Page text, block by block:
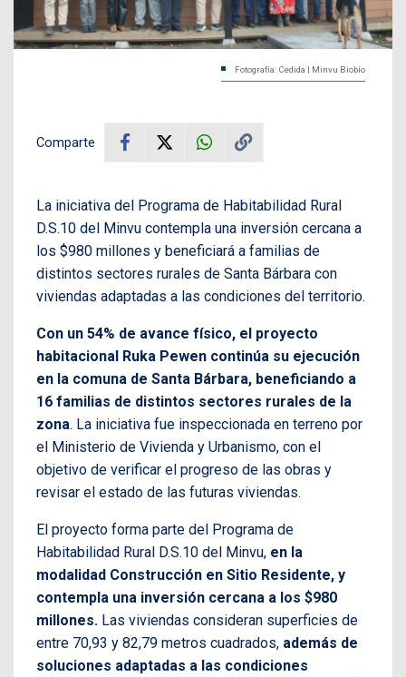
Fotografía: Cedida | Minvu Biobío
Comparte
La iniciativa del Programa de Habitabilidad Rural
D.S.10 del Minvu contempla una inversión cercana a
los $980 millones y beneficiará a familias de
distintos sectores rurales de Santa Bárbara con
viviendas adaptadas a las condiciones del territorio.
Con un 54% de avance físico, el proyecto
habitacional Ruka Pewen continúa su ejecución
en la comuna de Santa Bárbara, beneficiando a
16 familias de distintos sectores rurales de la
zona. La iniciativa fue inspeccionada en terreno por
el Ministerio de Vivienda y Urbanismo, con el
objetivo de verificar el progreso de las obras y
revisar el estado de las futuras viviendas.
El proyecto forma parte del Programa de
Habitabilidad Rural D.S.10 del Minvu, en la
modalidad Construcción en Sitio Residente, y
contempla una inversión cercana a los $980
millones. Las viviendas consideran superficies de
entre 70,93 y 82,79 metros cuadrados, además de
soluciones adaptadas a las condiciones